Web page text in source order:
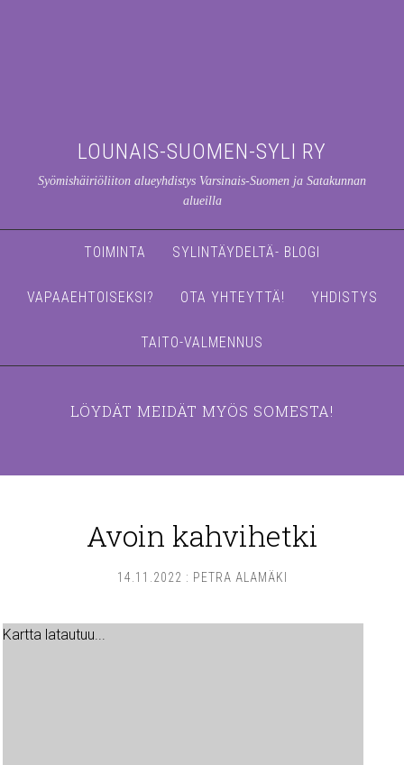
LOUNAIS-SUOMEN-SYLI RY
Syömishäiriöliiton alueyhdistys Varsinais-Suomen ja Satakunnan
alueilla
TOIMINTA SYLINTÄYDELTÄ- BLOGI
VAPAAEHTOISEKSI? OTA YHTEYTTÄ! YHDISTYS
TAITO-VALMENNUS
LÖYDÄT MEIDÄT MYÖS SOMESTA!
Avoin kahvihetki
14.11.2022 : PETRA ALAMÄKI
Kartta latautuu...